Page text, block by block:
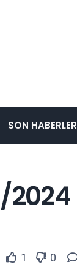
SON HABERLER
2024
1 0